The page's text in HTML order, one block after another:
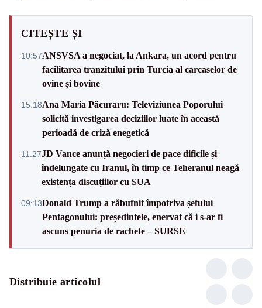
CITEȘTE ȘI
10:57ANSVSA a negociat, la Ankara, un acord pentru
facilitarea tranzitului prin Turcia al carcaselor de
ovine și bovine
15:18Ana Maria Păcuraru: Televiziunea Poporului
solicită investigarea deciziilor luate în această
perioadă de criză enegetică
11:27JD Vance anunță negocieri de pace dificile și
îndelungate cu Iranul, în timp ce Teheranul neagă
existența discuțiilor cu SUA
09:13Donald Trump a răbufnit împotriva șefului
Pentagonului: președintele, enervat că i s-ar fi
ascuns penuria de rachete – SURSE
Distribuie articolul